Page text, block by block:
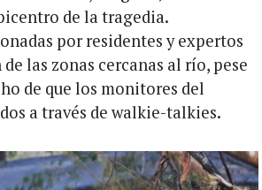
de la tragedia.
por residentes y expertos
las zonas cercanas al río, pese
de que los monitores del
a través de walkie-talkies.